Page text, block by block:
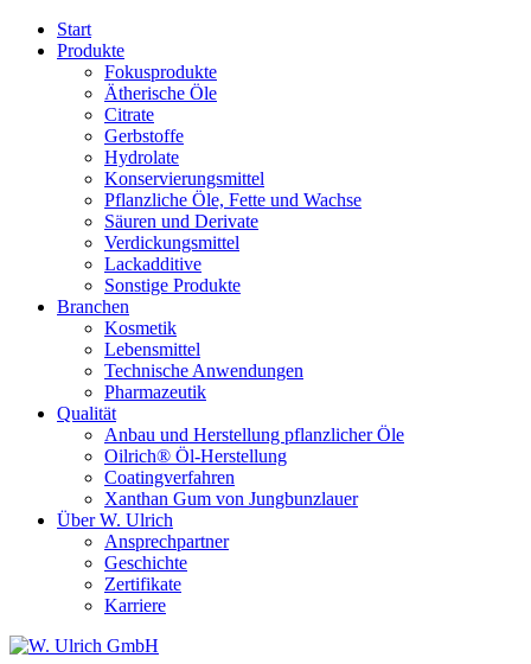
Start
Produkte
Fokusprodukte
Ätherische Öle
Citrate
Gerbstoffe
Hydrolate
Konservierungsmittel
Pflanzliche Öle, Fette und Wachse
Säuren und Derivate
Verdickungsmittel
Lackadditive
Sonstige Produkte
Branchen
Kosmetik
Lebensmittel
Technische Anwendungen
Pharmazeutik
Qualität
Anbau und Herstellung pflanzlicher Öle
Oilrich® Öl-Herstellung
Coatingverfahren
Xanthan Gum von Jungbunzlauer
Über W. Ulrich
Ansprechpartner
Geschichte
Zertifikate
Karriere